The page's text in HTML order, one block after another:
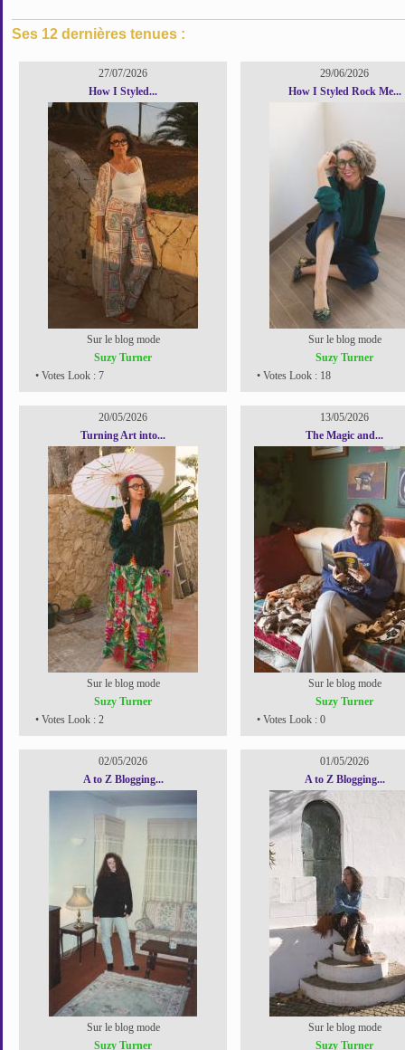
Ses 12 dernières tenues :
27/07/2026
How I Styled...
Sur le blog mode
Suzy Turner
• Votes Look : 7
29/06/2026
How I Styled Rock Me...
Sur le blog mode
Suzy Turner
• Votes Look : 18
20/05/2026
Turning Art into...
Sur le blog mode
Suzy Turner
• Votes Look : 2
13/05/2026
The Magic and...
Sur le blog mode
Suzy Turner
• Votes Look : 0
02/05/2026
A to Z Blogging...
Sur le blog mode
Suzy Turner
01/05/2026
A to Z Blogging...
Sur le blog mode
Suzy Turner